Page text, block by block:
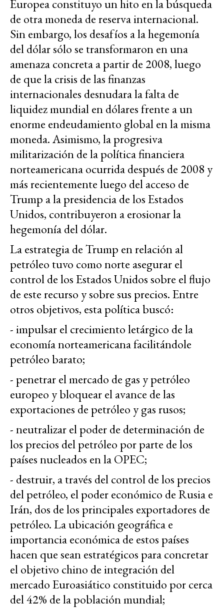
Europea constituyo un hito en la búsqueda
de otra moneda de reserva internacional.
Sin embargo, los desafíos a la hegemonía
del dólar sólo se transformaron en una
amenaza concreta a partir de 2008, luego
de que la crisis de las finanzas
internacionales desnudara la falta de
liquidez mundial en dólares frente a un
enorme endeudamiento global en la misma
moneda. Asimismo, la progresiva
militarización de la política financiera
norteamericana ocurrida después de 2008 y
más recientemente luego del acceso de
Trump a la presidencia de los Estados
Unidos, contribuyeron a erosionar la
hegemonía del dólar.
La estrategia de Trump en relación al
petróleo tuvo como norte asegurar el
control de los Estados Unidos sobre el flujo
de este recurso y sobre sus precios. Entre
otros objetivos, esta política buscó:
- impulsar el crecimiento letárgico de la
economía norteamericana facilitándole
petróleo barato;
- penetrar el mercado de gas y petróleo
europeo y bloquear el avance de las
exportaciones de petróleo y gas rusos;
- neutralizar el poder de determinación de
los precios del petróleo por parte de los
países nucleados en la OPEC;
- destruir, a través del control de los precios
del petróleo, el poder económico de Rusia e
Irán, dos de los principales exportadores de
petróleo. La ubicación geográfica e
importancia económica de estos países
hacen que sean estratégicos para concretar
el objetivo chino de integración del
mercado Euroasiático constituido por cerca
del 42% de la población mundial;